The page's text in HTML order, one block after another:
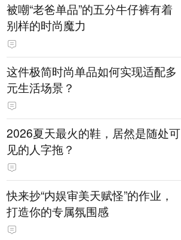
被嘲“老爸单品”的五分牛仔裤有着
别样的时尚魔力
这件极简时尚单品如何实现适配多
元生活场景？
2026夏天最火的鞋，居然是随处可
见的人字拖？
快来抄“内娱审美天赋怪”的作业，
打造你的专属氛围感